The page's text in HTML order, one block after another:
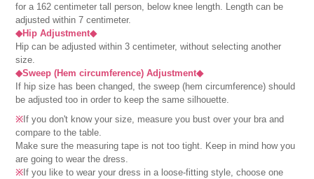
for a 162 centimeter tall person, below knee length. Length can be
adjusted within 7 centimeter.
◆Hip Adjustment◆
Hip can be adjusted within 3 centimeter, without selecting another
size.
◆Sweep (Hem circumference) Adjustment◆
If hip size has been changed, the sweep (hem circumference) should
be adjusted too in order to keep the same silhouette.
※ If you don't know your size, measure you bust over your bra and
compare to the table.
Make sure the measuring tape is not too tight. Keep in mind how you
are going to wear the dress.
※ If you like to wear your dress in a loose-fitting style, choose one